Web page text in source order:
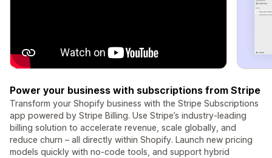
Power your business with subscriptions from Stripe
Transform your Shopify business with the Stripe Subscriptions
app powered by Stripe Billing. Use Stripe’s industry-leading
billing solution to accelerate revenue, scale globally, and
reduce churn – all directly within Shopify. Launch new pricing
models quickly with no-code tools, and support hybrid